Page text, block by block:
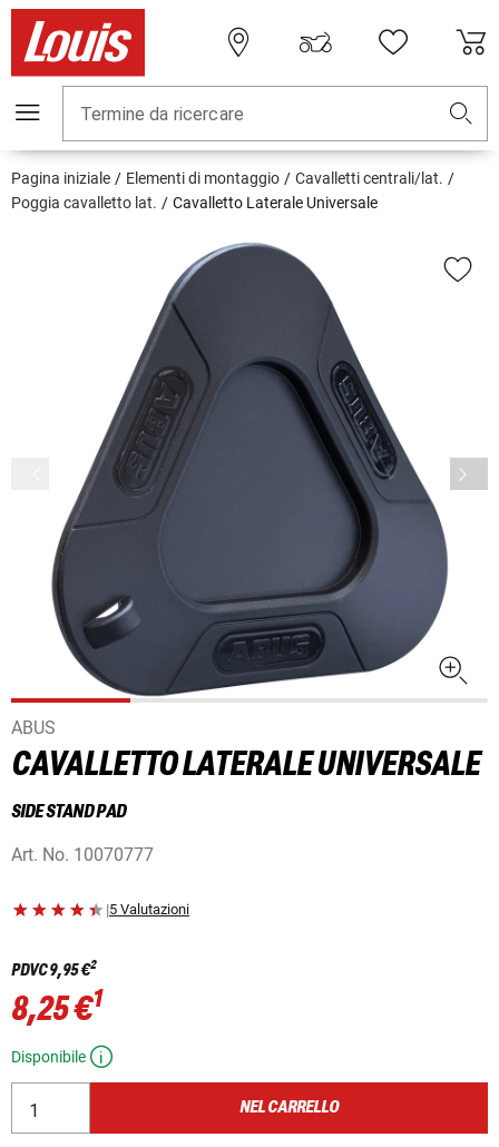
Termine da ricercare
Pagina iniziale Elementi di montaggio
Cavalletti centrali/lat.
Poggia cavalletto lat.
Cavalletto Laterale Universale
ABUS
CAVALLETTO LATERALE UNIVERSALE
SIDE STAND PAD
Art. No. 10070777
|5 Valutazioni
PDVC9,95 €2
8,25 €1
Disponibile
NEL CARRELLO